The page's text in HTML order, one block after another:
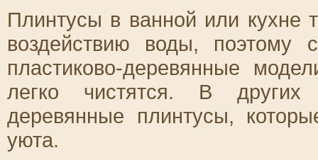
Плинтусы в ванной или кухне
воздействию воды, поэтому
пластиково-деревянные
легко чистятся. В других
деревянные плинтусы,
уюта.